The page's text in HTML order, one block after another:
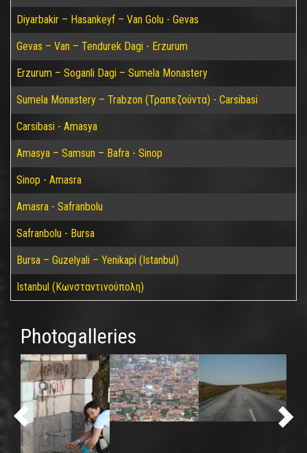
Diyarbakir – Hasankeyf – Van Golu - Gevas
Gevas – Van – Tendurek Dagi - Erzurum
Erzurum – Soganli Dagi – Sumela Monastery
Sumela Monastery – Trabzon (Τραπεζούντα) - Carsibasi
Carsibasi - Amasya
Amasya – Samsun – Bafra - Sinop
Sinop - Amasra
Amasra - Safranbolu
Safranbolu - Bursa
Bursa – Guzelyali – Yenikapi (Istanbul)
Istanbul (Κωνσταντινούπολη)
Photogalleries